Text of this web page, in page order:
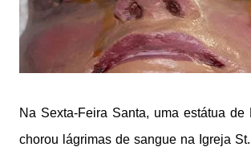
Na Sexta-Feira Santa, uma estátua de
chorou lágrimas de sangue na Igreja